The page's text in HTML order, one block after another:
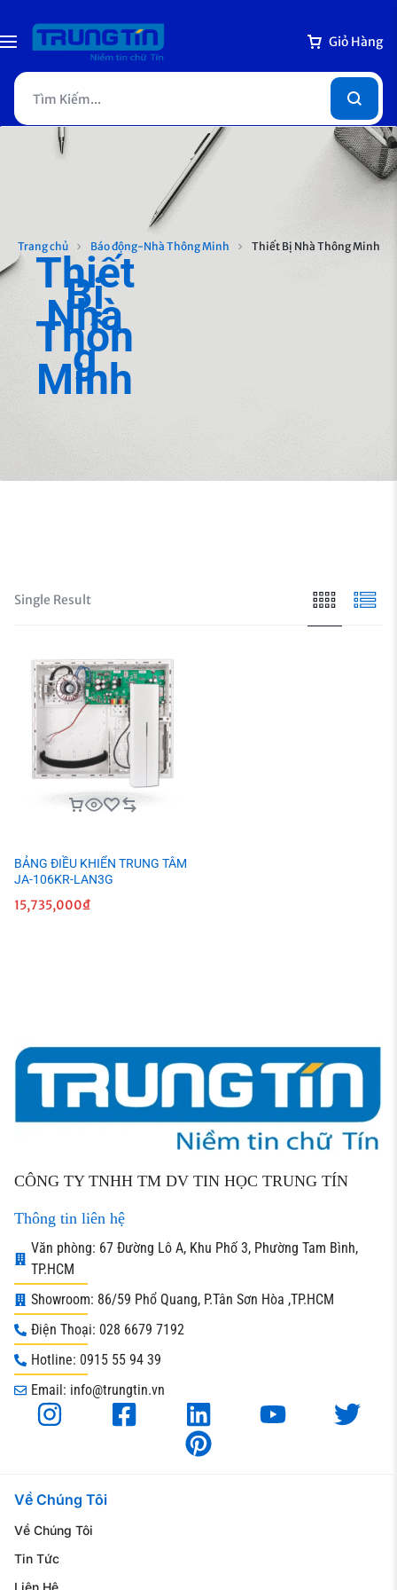
Giỏ Hàng
Trang chủ Báo động-Nhà Thông Minh Thiết Bị Nhà Thông Minh
Thiết
Bị
Nhà
Thôn
g
Minh
Single Result
BẢNG ĐIỀU KHIỂN TRUNG TÂM
JA-106KR-LAN3G
15,735,000₫
CÔNG TY TNHH TM DV TIN HỌC TRUNG TÍN
Thông tin liên hệ
Văn phòng: 67 Đường Lô A, Khu Phố 3, Phường Tam Bình,
TP.HCM
Showroom: 86/59 Phổ Quang, P.Tân Sơn Hòa ,TP.HCM
Điện Thoại: 028 6679 7192
Hotline: 0915 55 94 39
Email: info@trungtin.vn
Về Chúng Tôi
Về Chúng Tôi
Tin Tức